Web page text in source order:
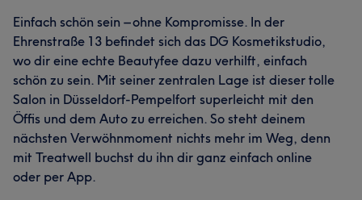
Einfach schön sein – ohne Kompromisse. In der
Ehrenstraße 13 befindet sich das DG Kosmetikstudio,
wo dir eine echte Beautyfee dazu verhilft, einfach
schön zu sein. Mit seiner zentralen Lage ist dieser tolle
Salon in Düsseldorf-Pempelfort superleicht mit den
Öffis und dem Auto zu erreichen. So steht deinem
nächsten Verwöhnmoment nichts mehr im Weg, denn
mit Treatwell buchst du ihn dir ganz einfach online
oder per App.